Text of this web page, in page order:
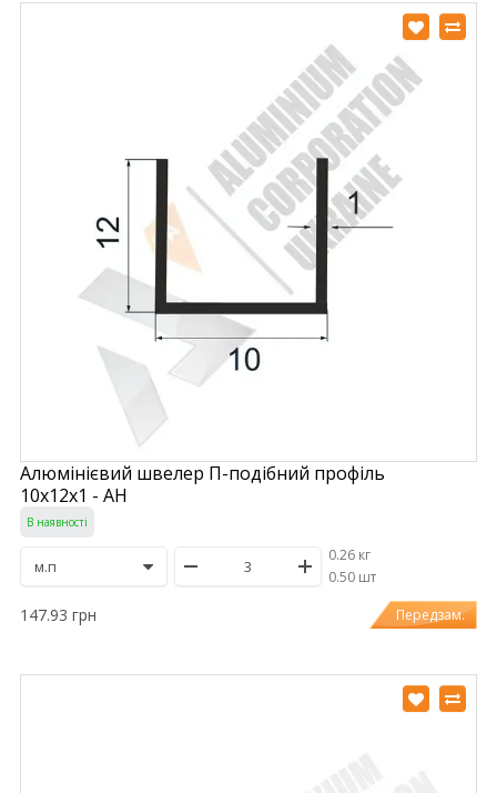
Алюмінієвий швелер П-подібний профіль
10х12х1 - АН
В наявності
0.26 кг
/0.50 шт
147.93 грн Передзам.